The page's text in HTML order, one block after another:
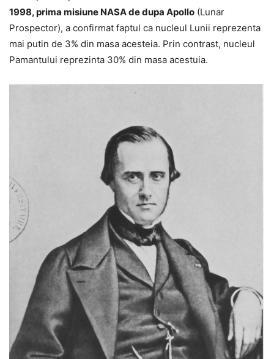
1998, prima misiune NASA de dupa Apollo (Lunar
Prospector), a confirmat faptul ca nucleul Lunii reprezenta
mai putin de 3% din masa acesteia. Prin contrast, nucleul
Pamantului reprezinta 30% din masa acestuia.